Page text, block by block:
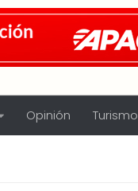
Opinión Turismo